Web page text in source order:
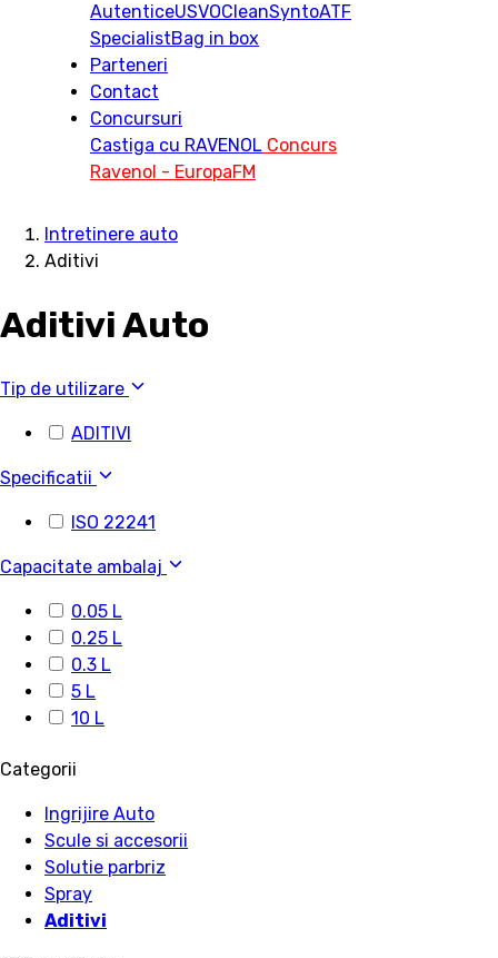
AutenticeUSVOCleanSyntoATF
SpecialistBag in box
Parteneri
Contact
Concursuri
Castiga cu RAVENOL Concurs
Ravenol - EuropaFM
Intretinere auto
Aditivi
Aditivi Auto
Tip de utilizare
ADITIVI
Specificatii
ISO 22241
Capacitate ambalaj
0.05 L
0.25 L
0.3 L
5 L
10 L
Categorii
Ingrijire Auto
Scule si accesorii
Solutie parbriz
Spray
Aditivi